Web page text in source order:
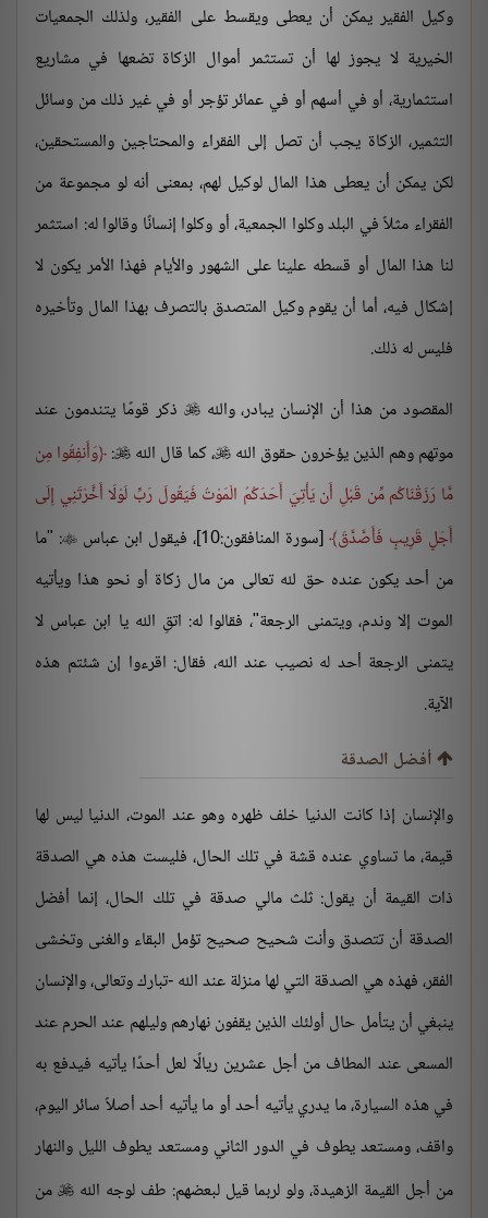
وكيل الفقير يمكن أن يعطى ويقسط على الفقير، ولذلك الجمعيات
الخيرية لا يجوز لها أن تستثمر أموال الزكاة تضعها في مشاريع
استثمارية، أو في أسهم أو في عمائر تؤجر أو في غير ذلك من وسائل
التثمير، الزكاة يجب أن تصل إلى الفقراء والمحتاجين والمستحقين،
لكن يمكن أن يعطى هذا المال لوكيل لهم، بمعنى أنه لو مجموعة من
الفقراء مثلاً في البلد وكلوا الجمعية، أو وكلوا إنسانًا وقالوا له: استثمر
لنا هذا المال أو قسطه علينا على الشهور والأيام فهذا الأمر يكون لا
إشكال فيه، أما أن يقوم وكيل المتصدق بالتصرف بهذا المال وتأخيره
فليس له ذلك.
المقصود من هذا أن الإنسان يبادر، والله ذكر قومًا يتندمون عند
موتهم وهم الذين يؤخرون حقوق الله ، كما قال الله 
: وَأَنفِقُوا مِن
مَّا رَزَقْنَاكُم مِّن قَبْلِ أَن يَأْتِيَ أَحَدَكُمُ الْمَوْتُ فَيَقُولَ رَبِّ لَوْلَا أَخَّرْتَنِي إِلَى
أَجَلٍ قَرِيبٍ فَأَصَّدَّقَ [سورة المنافقون:10]، فيقول ابن عباس : "ما
من أحد يكون عنده حق لله تعالى من مال زكاة أو نحو هذا ويأتيه
الموت إلا وندم، ويتمنى الرجعة"، فقالوا له: اتقِ الله يا ابن عباس لا
يتمنى الرجعة أحد له نصيب عند الله، فقال: اقرءوا إن شئتم هذه
الآية.
أفضل الصدقة
والإنسان إذا كانت الدنيا خلف ظهره وهو عند الموت، الدنيا ليس لها
قيمة، ما تساوي عنده قشة في تلك الحال، فليست هذه هي الصدقة
ذات القيمة أن يقول: ثلث مالي صدقة في تلك الحال، إنما أفضل
الصدقة أن تتصدق وأنت شحيح صحيح تؤمل البقاء والغنى وتخشى
الفقر، فهذه هي الصدقة التي لها منزلة عند الله -تبارك وتعالى، والإنسان
ينبغي أن يتأمل حال أولئك الذين يقفون نهارهم وليلهم عند الحرم عند
المسعى عند المطاف من أجل عشرين ريالًا لعل أحدًا يأتيه فيدفع به
في هذه السيارة، ما يدري يأتيه أحد أو ما يأتيه أحد أصلاً سائر اليوم،
واقف، ومستعد يطوف في الدور الثاني ومستعد يطوف الليل والنهار
من أجل القيمة الزهيدة، ولو لربما قيل لبعضهم: طف لوجه الله من